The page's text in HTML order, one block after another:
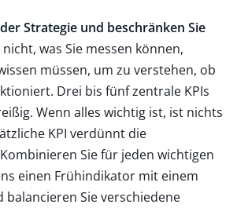
Strategie und beschränken Sie
was Sie messen können,
müssen, um zu verstehen, ob
Drei bis fünf zentrale KPIs
Wenn alles wichtig ist, ist nichts
KPI verdünnt die
Sie für jeden wichtigen
einen Frühindikator mit einem
Sie verschiedene